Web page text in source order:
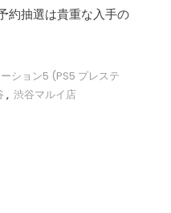
約抽選は貴重な入手の
ション5 (PS5 プレステ
, 渋谷マルイ店